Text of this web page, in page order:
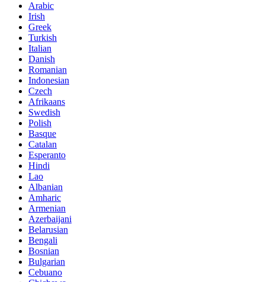
Arabic
Irish
Greek
Turkish
Italian
Danish
Romanian
Indonesian
Czech
Afrikaans
Swedish
Polish
Basque
Catalan
Esperanto
Hindi
Lao
Albanian
Amharic
Armenian
Azerbaijani
Belarusian
Bengali
Bosnian
Bulgarian
Cebuano